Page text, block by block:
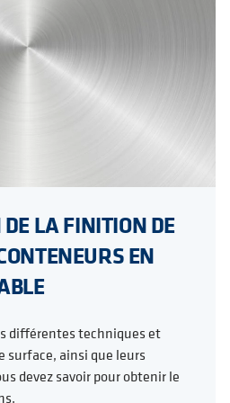
LA FINITION DE
EN
différentes techniques et
surface, ainsi que leurs
devez savoir pour obtenir le